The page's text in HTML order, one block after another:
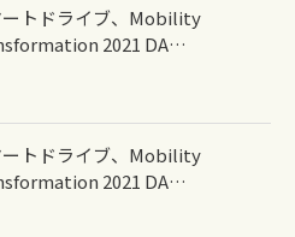
ートドライブ、Mobility
2021 DA…
ートドライブ、Mobility
2021 DA…